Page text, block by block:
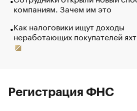
компаниям. Зачем им это
Как налоговики ищут доходы
неработающих покупателей
Регистрация ФНС